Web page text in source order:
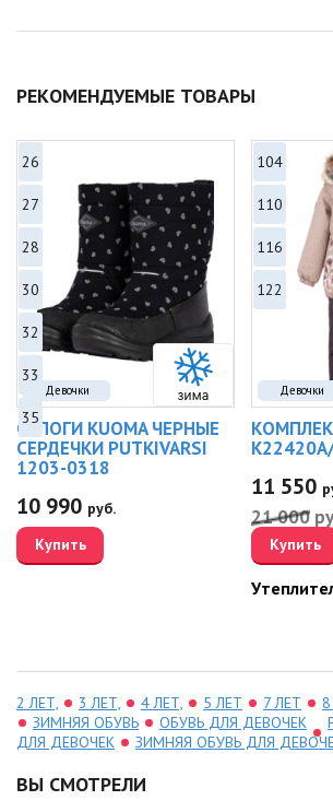
РЕКОМЕНДУЕМЫЕ ТОВАРЫ
Девочки
26
27
28
30
32
33
35
САПОГИ KUOMA ЧЕРНЫЕ
СЕРДЕЧКИ PUTKIVARSI
1203-0318
10 990 руб.
Купить
Девочки
104
110
116
122
11 550
21 000
Купить
2 ЛЕТ, 3 ЛЕТ, 4 ЛЕТ, 5 ЛЕТ 7 ЛЕТ
ЗИМНЯЯ ОБУВЬ
ОБУВЬ ДЛЯ ДЕВОЧЕК
ДЛЯ ДЕВОЧЕК
ЗИМНЯЯ ОБУВЬ ДЛЯ
ВЫ СМОТРЕЛИ